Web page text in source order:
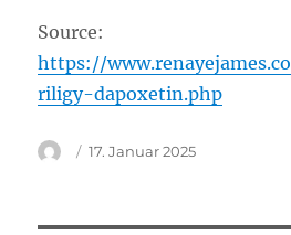
Source:
https://
riligy-dapoxetin.php
AutorVeröffentlicht
17. Januar 2025